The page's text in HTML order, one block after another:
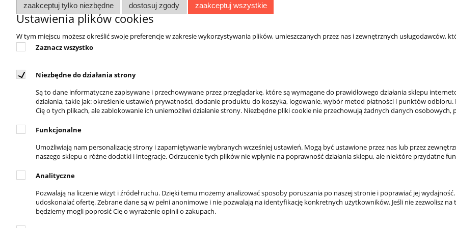
stanowi ważny element ideologii życiowej.
DOSTĘPNI KURIERZY
Regulamin sklepu
Zwroty i reklamacje
Kontakt
Twoje zamówienia
Formy płatności
Czas i koszty dostawy
DOSTĘPNE PŁATNOŚCI
zaakceptuj tylko niezbędne dostosuj zgody zaakceptuj wszystkie
Ustawienia plików cookies
W tym miejscu możesz określić swoje preferencje w zakresie wykorzystywania plików, umieszczanych przez nas i zewnętrznych usługodawców,
Zaznacz wszystko
Niezbędne do działania strony
Są to dane informatyczne zapisywane i przechowywane przez przeglądarkę, które są wymagane do prawidłowego działania sklepu
działania, takie jak: określenie ustawień prywatności, dodanie produktu do koszyka, logowanie, wybór metod płatności i punktów odbioru.
Cię o tych plikach, ale zablokowanie ich uniemożliwi działanie strony. Niezbędne pliki cookie nie przechowują żadnych danych
Funkcjonalne
Umożliwiają nam personalizację strony i zapamiętywanie wybranych wcześniej ustawień. Mogą być ustawione przez nas lub przez
naszego sklepu o różne dodatki i integracje. Odrzucenie tych plików nie wpłynie na poprawność działania sklepu, ale niektóre przydatne
Analityczne
Pozwalają na liczenie wizyt i źródeł ruchu. Dzięki temu możemy analizować sposoby poruszania po naszej stronie i poprawiać jej
udoskonalać ofertę. Zebrane dane są w pełni anonimowe i nie pozwalają na identyfikację konkretnych użytkowników. Jeśli nie zezwolisz
będziemy mogli poprosić Cię o wyrażenie opinii o zakupach.